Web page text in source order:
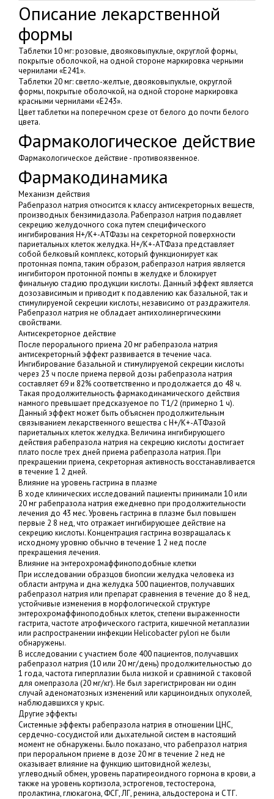
Описание лекарственной
формы
Таблетки 10 мг: розовые, двояковыпуклые, округлой формы,
покрытые оболочкой, на одной стороне маркировка черными
чернилами «E241».
Таблетки 20 мг: светло-желтые, двояковыпуклые, округлой
формы, покрытые оболочкой, на одной стороне маркировка
красными чернилами «E243».
Цвет таблетки на поперечном срезе от белого до почти белого
цвета.
Фармакологическое действие
Фармакологическое действие - противоязвенное.
Фармакодинамика
Механизм действия
Рабепразол натрия относится к классу антисекреторных веществ,
производных бензимидазола. Рабепразол натрия подавляет
секрецию желудочного сока путем специфического
ингибирования H+/K+-АТФазы на секреторной поверхности
париетальных клеток желудка. H+/K+-АТФаза представляет
собой белковый комплекс, который функционирует как
протонная помпа, таким образом, рабепразол натрия является
ингибитором протонной помпы в желудке и блокирует
финальную стадию продукции кислоты. Данный эффект является
дозозависимым и приводит к подавлению как базальной, так и
стимулируемой секреции кислоты, независимо от раздражителя.
Рабепразол натрия не обладает антихолинергическими
свойствами.
Антисекреторное действие
После перорального приема 20 мг рабепразола натрия
антисекреторный эффект развивается в течение часа.
Ингибирование базальной и стимулируемой секреции кислоты
через 23 ч после приема первой дозы рабепразола натрия
составляет 69 и 82% соответственно и продолжается до 48 ч.
Такая продолжительность фармакодинамического действия
намного превышает предсказуемое по T1/2 (примерно 1 ч).
Данный эффект может быть объяснен продолжительным
связыванием лекарственного вещества с H+/K+-АТФазой
париетальных клеток желудка. Величина ингибирующего
действия рабепразола натрия на секрецию кислоты достигает
плато после трех дней приема рабепразола натрия. При
прекращении приема, секреторная активность восстанавливается
в течение 1 2 дней.
Влияние на уровень гастрина в плазме
В ходе клинических исследований пациенты принимали 10 или
20 мг рабепразола натрия ежедневно при продолжительности
лечения до 43 мес. Уровень гастрина в плазме был повышен
первые 2 8 нед, что отражает ингибирующее действие на
секрецию кислоты. Концентрация гастрина возвращалась к
исходному уровню обычно в течение 1 2 нед после
прекращения лечения.
Влияние на энтерохромаффиноподобные клетки
При исследовании образцов биопсии желудка человека из
области антрума и дна желудка 500 пациентов, получавших
рабепразол натрия или препарат сравнения в течение до 8 нед,
устойчивые изменения в морфологической структуре
энтерохромаффиноподобных клеток, степени выраженности
гастрита, частоте атрофического гастрита, кишечной метаплазии
или распространении инфекции Helicobacter pylori не были
обнаружены.
В исследовании с участием боле 400 пациентов, получавших
рабепразол натрия (10 или 20 мг/день) продолжительностью до
1 года, частота гиперплазии была низкой и сравнимой с таковой
для омепразола (20 мг/кг). Не был зарегистрирован ни один
случай аденоматозных изменений или карциноидных опухолей,
наблюдавшихся у крыс.
Другие эффекты
Системные эффекты рабепразола натрия в отношении ЦНС,
сердечно-сосудистой или дыхательной систем в настоящий
момент не обнаружены. Было показано, что рабепразол натрия
при пероральном приеме в дозе 20 мг в течение 2 нед не
оказывает влияние на функцию щитовидной железы,
углеводный обмен, уровень паратиреоидного гормона в крови, а
также на уровень кортизола, эстрогенов, тестостерона,
пролактина, глюкагона, ФСГ, ЛГ, ренина, альдостерона и СТГ.